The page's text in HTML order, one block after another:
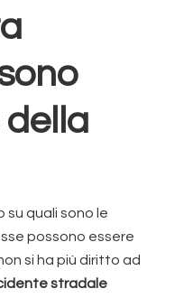
della
su quali sono le
possono essere
si ha più diritto ad
stradale